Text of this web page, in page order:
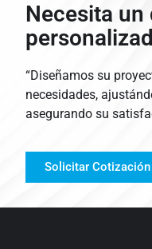
Necesita un
“Diseñamos su
necesidades,
asegurando su
Solicitar Cotización